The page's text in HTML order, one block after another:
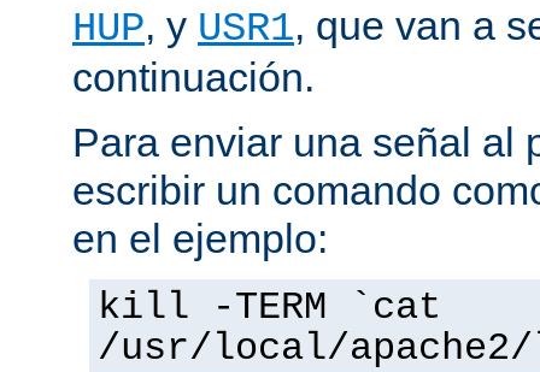
HUP, y USR1, que van a
continuación.
Para enviar una señal al
escribir un comando
en el ejemplo:
kill -TERM `cat
/usr/local/